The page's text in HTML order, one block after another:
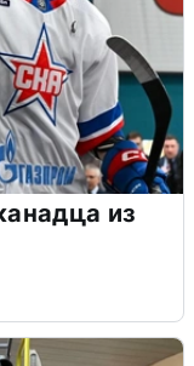
из